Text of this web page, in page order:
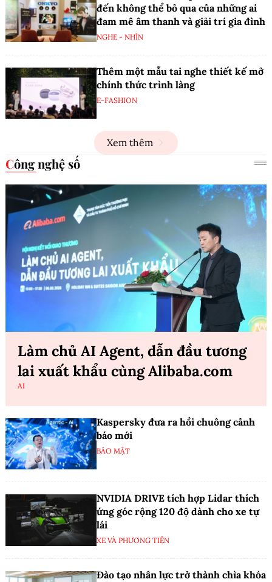
đến không thể bỏ qua của những ai
đam mê âm thanh và giải trí gia đình
NGHE - NHÌN
Thêm một mẫu tai nghe thiết kế mở
chính thức trình làng
E-FASHION
Xem thêm
Công nghệ số
Làm chủ AI Agent, dẫn đầu tương
lai xuất khẩu cùng Alibaba.com
AI
Kaspersky đưa ra hồi chuông cảnh
báo mới
BẢO MẬT
NVIDIA DRIVE tích hợp Lidar thích
ứng góc rộng 120 độ dành cho xe tự
lái
XE VÀ PHƯƠNG TIỆN
Đào tạo nhân lực trở thành chìa khóa